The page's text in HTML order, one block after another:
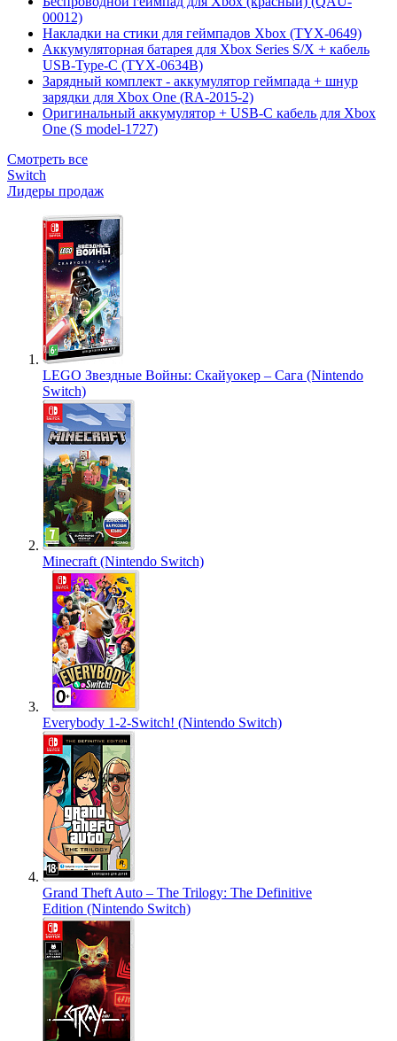
00012)
Накладки на стики для геймпадов Xbox (TYX-0649)
Аккумуляторная батарея для Xbox Series S/X + кабель
USB-Type-C (TYX-0634B)
Зарядный комплект - аккумулятор геймпада + шнур
зарядки для Xbox One (RA-2015-2)
Оригинальный аккумулятор + USB-C кабель для Xbox
One (S model-1727)
Смотреть все
Switch
Лидеры продаж
LEGO Звездные Войны: Скайуокер – Сага (Nintendo
Switch)
Minecraft (Nintendo Switch)
Everybody 1-2-Switch! (Nintendo Switch)
Grand Theft Auto – The Trilogy: The Definitive
Edition (Nintendo Switch)